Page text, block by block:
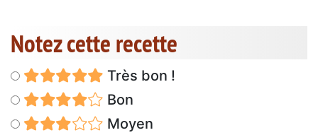
Notez cette recette
Très bon !
Bon
Moyen